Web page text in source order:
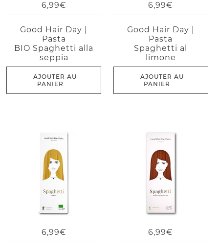
6,99€
Good Hair Day |
Pasta
BIO Spaghetti alla
seppia
AJOUTER AU
PANIER
6,99€
Good Hair Day |
Pasta
Spaghetti al
limone
AJOUTER AU
PANIER
6,99€ 6,99€